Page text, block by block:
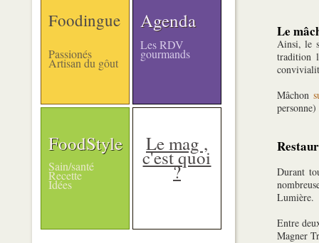
Foodingue
Passionés
Artisan du gôut
Agenda
Les RDV
gourmands
FoodStyle
Sain/santé
Recette
Idées
Le mag ,
c'est quoi
?
Le
Ainsi, le
tradition
Mâchon
personne)
Durant
Lumière.
Entre
Magner